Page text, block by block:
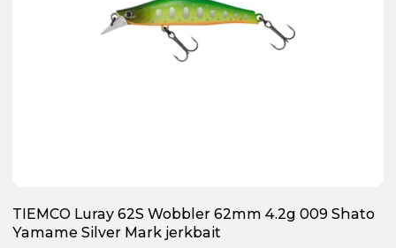
TIEMCO Luray 62S Wobbler 62mm 4.2g 009 Shato
Yamame Silver Mark jerkbait